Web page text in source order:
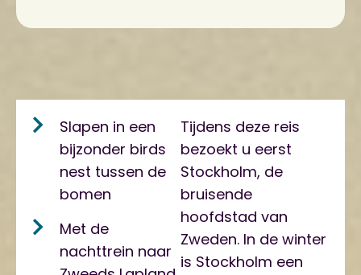
Slapen in een
bijzonder birds
nest tussen de
bomen
Met de
nachttrein naar
Tijdens deze reis
bezoekt u eerst
Stockholm, de
bruisende
hoofdstad van
Zweden. In de winter
is Stockholm een